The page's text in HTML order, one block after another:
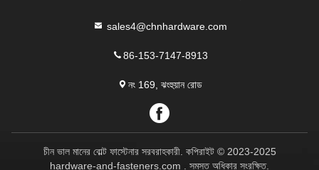
sales4@chnhardware.com
86-153-7147-8913
নং 169, ঝংহুয়ান রোড
চীন ভাল মানের বোল্ট ফাস্টেনার সরবরাহকারী. কপিরাইট © 2023-2025
hardware-and-fasteners.com . সমস্ত অধিকার সংরক্ষিত.